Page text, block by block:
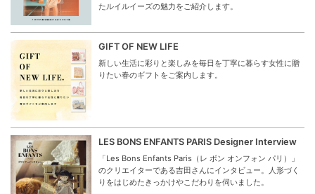
たルイルイーズの魅力をご紹介します。
GIFT OF NEW LIFE
新しい生活に彩りと楽しみを毎日を丁寧に暮らす女性に贈
りたい春のギフトをご案内します。
LES BONS ENFANTS PARIS Designer Interview
「Les Bons Enfants Paris（レ ボン オンフォン パリ）」
のクリエイターである吉田さんにインタビュー。人形づく
りをはじめたきっかけやこだわりを伺いました。